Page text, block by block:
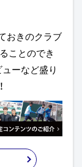
おきのクラブ
ことのでき
ーなど盛り